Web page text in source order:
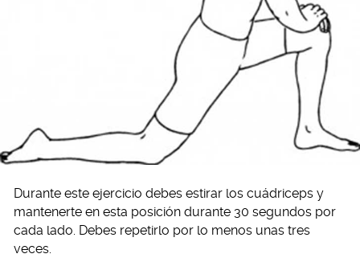
Durante este ejercicio debes estirar los cuádriceps y
mantenerte en esta posición durante 30 segundos por
cada lado. Debes repetirlo por lo menos unas tres
veces.